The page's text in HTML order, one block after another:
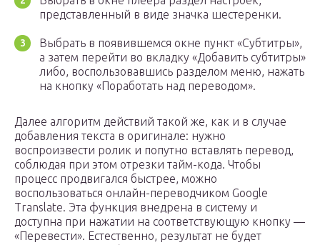
представленный в виде значка шестеренки.
Выбрать в появившемся окне пункт «Субтитры»,
а затем перейти во вкладку «Добавить субтитры»
либо, воспользовавшись разделом меню, нажать
на кнопку «Поработать над переводом».
Далее алгоритм действий такой же, как и в случае
добавления текста в оригинале: нужно
воспроизвести ролик и попутно вставлять перевод,
соблюдая при этом отрезки тайм-кода. Чтобы
процесс продвигался быстрее, можно
воспользоваться онлайн-переводчиком Google
Translate. Эта функция внедрена в систему и
доступна при нажатии на соответствующую кнопку —
«Перевести». Естественно, результат не будет